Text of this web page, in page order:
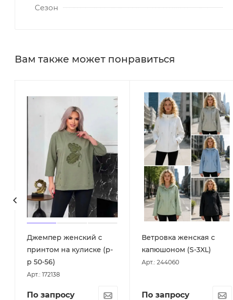
Сезон
Вам также может понравиться
Джемпер женский с
принтом на кулиске (р-
р 50-56)
Арт.: 172138
По запросу
Ветровка женская с
капюшоном (S-3XL)
Арт.: 244060
По запросу